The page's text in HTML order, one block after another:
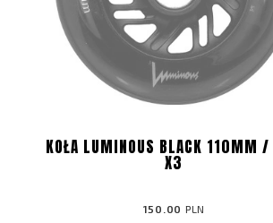
KOŁA LUMINOUS BLACK 110MM
X3
150.00 PLN